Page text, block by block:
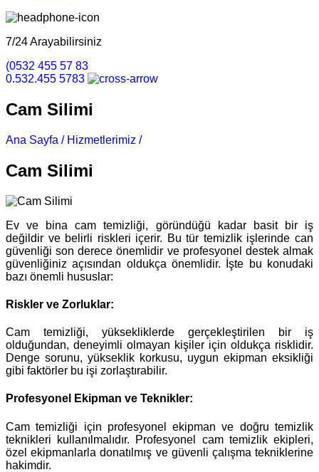
7/24 Arayabilirsiniz
(0532 455 57 83
0.532.455 5783
Cam Silimi
Ana Sayfa / Hizmetlerimiz /
Cam Silimi
Ev ve bina cam temizliği, göründüğü kadar basit bir iş
değildir ve belirli riskleri içerir. Bu tür temizlik işlerinde can
güvenliği son derece önemlidir ve profesyonel destek almak
güvenliğiniz açısından oldukça önemlidir. İşte bu konudaki
bazı önemli hususlar:
Riskler ve Zorluklar:
Cam temizliği, yüksekliklerde gerçekleştirilen bir iş
olduğundan, deneyimli olmayan kişiler için oldukça risklidir.
Denge sorunu, yükseklik korkusu, uygun ekipman eksikliği
gibi faktörler bu işi zorlaştırabilir.
Profesyonel Ekipman ve Teknikler:
Cam temizliği için profesyonel ekipman ve doğru temizlik
teknikleri kullanılmalıdır. Profesyonel cam temizlik ekipleri,
özel ekipmanlarla donatılmış ve güvenli çalışma tekniklerine
hakimdir.